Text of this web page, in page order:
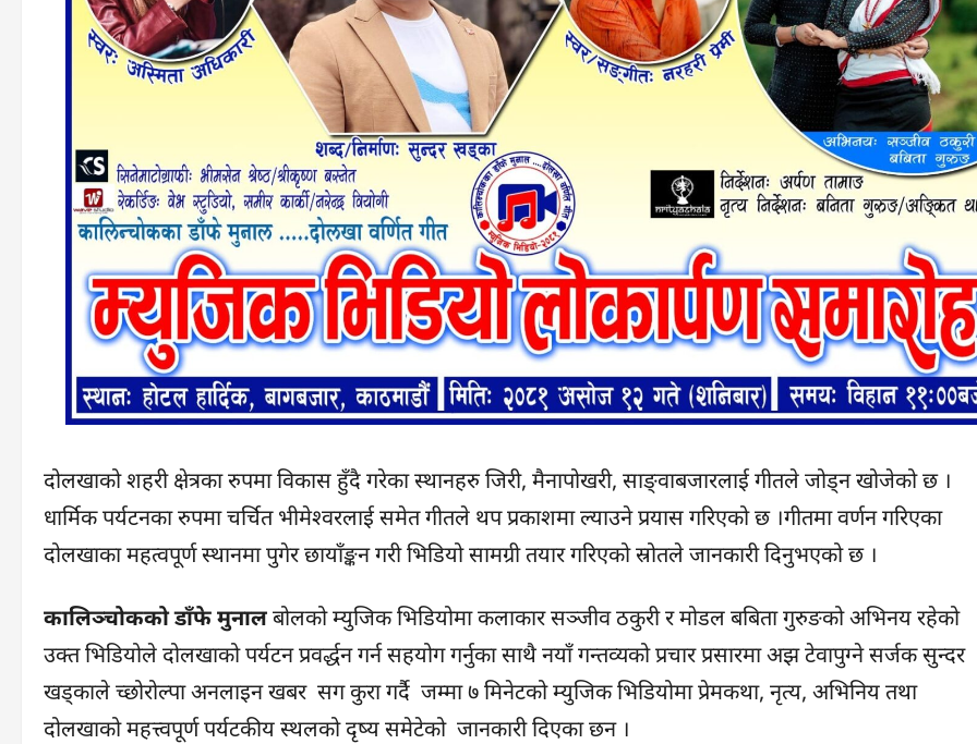
दोलखाको शहरी क्षेत्रका रुपमा विकास हुँदै गरेका स्थानहरु जिरी, मैनापोखरी, साङ्वाबजारलाई गीतले जोड्न खोजेको छ ।
धार्मिक पर्यटनका रुपमा चर्चित भीमेश्वरलाई समेत गीतले थप प्रकाशमा ल्याउने प्रयास गरिएको छ ।गीतमा वर्णन गरिएका
दोलखाका महत्वपूर्ण स्थानमा पुगेर छायाँङ्कन गरी भिडियो सामग्री तयार गरिएको स्रोतले जानकारी दिनुभएको छ ।
कालिञ्चोकको डाँफे मुनालबोलको म्युजिक भिडियोमा कलाकार सञ्जीव ठकुरी र मोडल बबिता गुरुङको अभिनय रहेको
उक्त भिडियोले दोलखाको पर्यटन प्रवर्द्धन गर्न सहयोग गर्नुका साथै नयाँ गन्तव्यको प्रचार प्रसारमा अझ टेवापुग्ने सर्जक सुन्दर
खड्काले च्छोरोल्पा अनलाइन खबर सग कुरा गर्दै जम्मा ७ मिनेटको म्युजिक भिडियोमा प्रेमकथा, नृत्य, अभिनिय तथा
दोलखाको महत्त्वपूर्ण पर्यटकीय स्थलको दृष्य समेटेको जानकारी दिएका छन ।